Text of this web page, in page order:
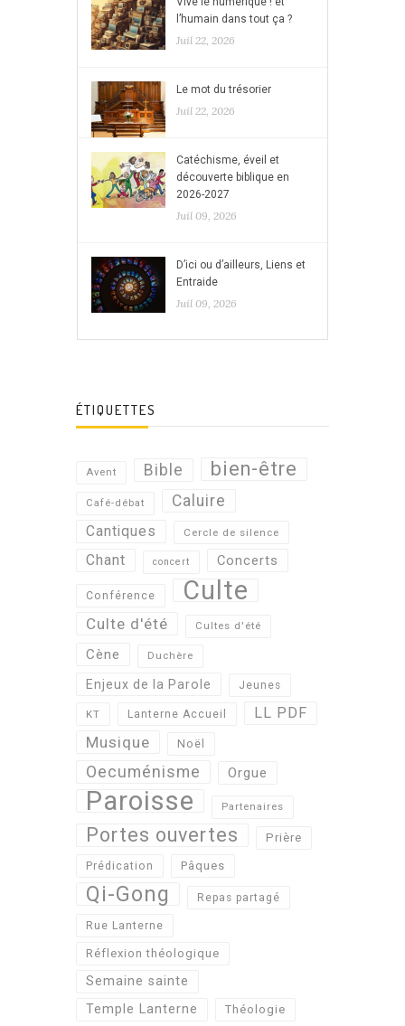
l’humain dans tout ça ?
Juil 22, 2026
Le mot du trésorier
Juil 22, 2026
Catéchisme, éveil et
découverte biblique en
2026-2027
Juil 09, 2026
D’ici ou d’ailleurs, Liens et
Entraide
Juil 09, 2026
ÉTIQUETTES
Avent Bible bien-être
Café-débat Caluire
Cantiques Cercle de silence
Chant concert Concerts
Conférence Culte
Culte d'été Cultes d'été
Cène Duchère
Enjeux de la Parole Jeunes
KT Lanterne Accueil LL PDF
Musique Noël
Oecuménisme Orgue
Paroisse Partenaires
Portes ouvertes Prière
Prédication Pâques
Qi-Gong Repas partagé
Rue Lanterne
Réflexion théologique
Semaine sainte
Temple Lanterne
Théologie